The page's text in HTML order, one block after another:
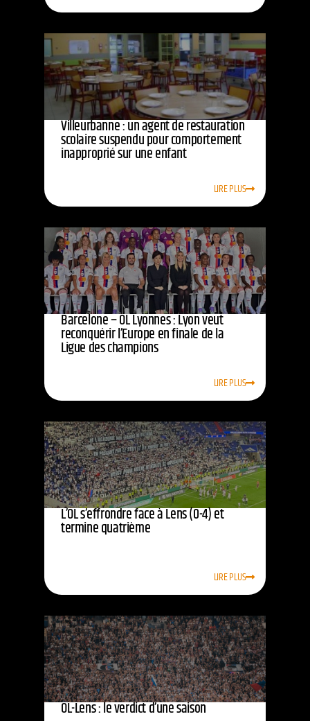
Villeurbanne : un agent de restauration
scolaire suspendu pour comportement
inapproprié sur une enfant
LIRE PLUS
Barcelone – OL Lyonnes : Lyon veut
reconquérir l’Europe en finale de la
Ligue des champions
LIRE PLUS
L’OL s’effrondre face à Lens (0-4) et
termine quatrième
LIRE PLUS
OL-Lens : le verdict d’une saison